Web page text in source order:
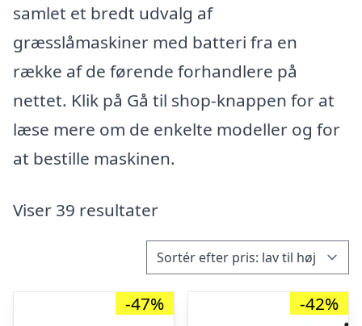
samlet et bredt udvalg af
græsslåmaskiner med batteri fra en
række af de førende forhandlere på
nettet. Klik på Gå til shop-knappen for at
læse mere om de enkelte modeller og for
at bestille maskinen.
Viser 39 resultater
-47% -42%